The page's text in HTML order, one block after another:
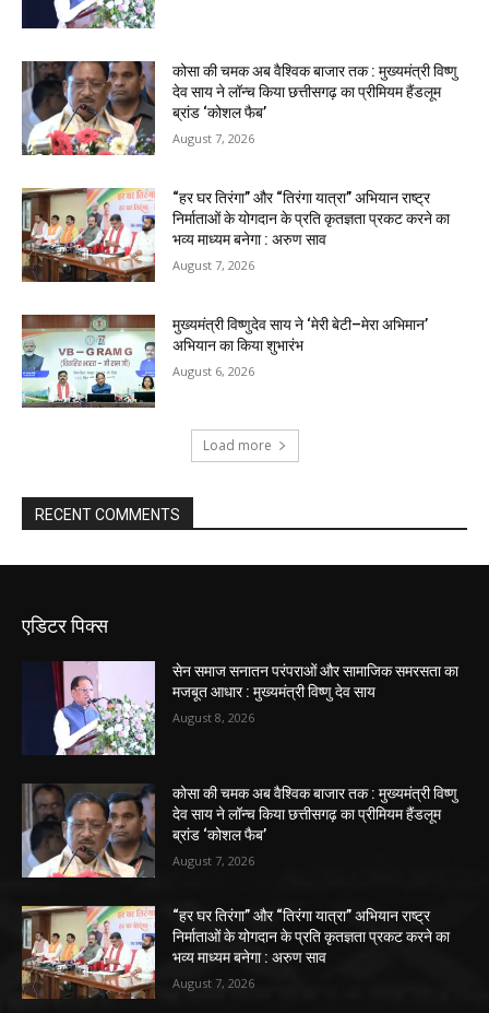
कोसा की चमक अब वैश्विक बाजार तक : मुख्यमंत्री विष्णु
देव साय ने लॉन्च किया छत्तीसगढ़ का प्रीमियम हैंडलूम
ब्रांड ‘कोशल फैब’
August 7, 2026
“हर घर तिरंगा” और “तिरंगा यात्रा” अभियान राष्ट्र
निर्माताओं के योगदान के प्रति कृतज्ञता प्रकट करने का
भव्य माध्यम बनेगा : अरुण साव
August 7, 2026
मुख्यमंत्री विष्णुदेव साय ने ‘मेरी बेटी–मेरा अभिमान’
अभियान का किया शुभारंभ
August 6, 2026
Load more
RECENT COMMENTS
एडिटर पिक्स
सेन समाज सनातन परंपराओं और सामाजिक समरसता का
मजबूत आधार : मुख्यमंत्री विष्णु देव साय
August 8, 2026
कोसा की चमक अब वैश्विक बाजार तक : मुख्यमंत्री विष्णु
देव साय ने लॉन्च किया छत्तीसगढ़ का प्रीमियम हैंडलूम
ब्रांड ‘कोशल फैब’
August 7, 2026
“हर घर तिरंगा” और “तिरंगा यात्रा” अभियान राष्ट्र
निर्माताओं के योगदान के प्रति कृतज्ञता प्रकट करने का
भव्य माध्यम बनेगा : अरुण साव
August 7, 2026